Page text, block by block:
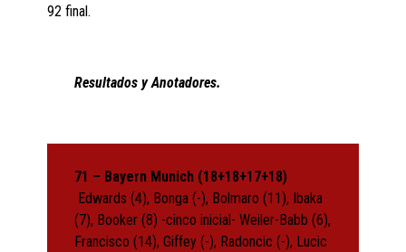
92 final.
Resultados y Anotadores.
71 – Bayern Munich (18+18+17+18)
Edwards (4), Bonga (-), Bolmaro (11), Ibaka
(7), Booker (8) -cinco inicial- Weiler-Babb (6),
Francisco (14), Giffey (-), Radoncic (-), Lucic